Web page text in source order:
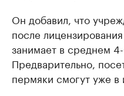
Он добавил, что
после
занимает в среднем
Предварительно,
пермяки смогут уже в